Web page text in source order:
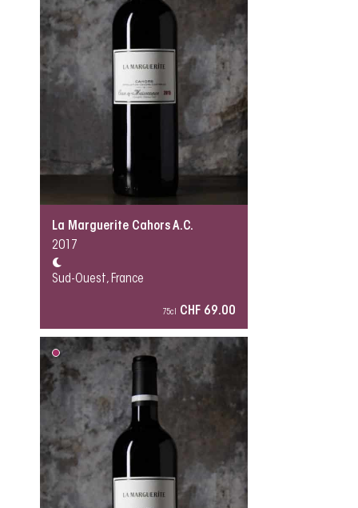
La Marguerite Cahors A.C.
2017
Sud-Ouest, France
75cl CHF 69.00